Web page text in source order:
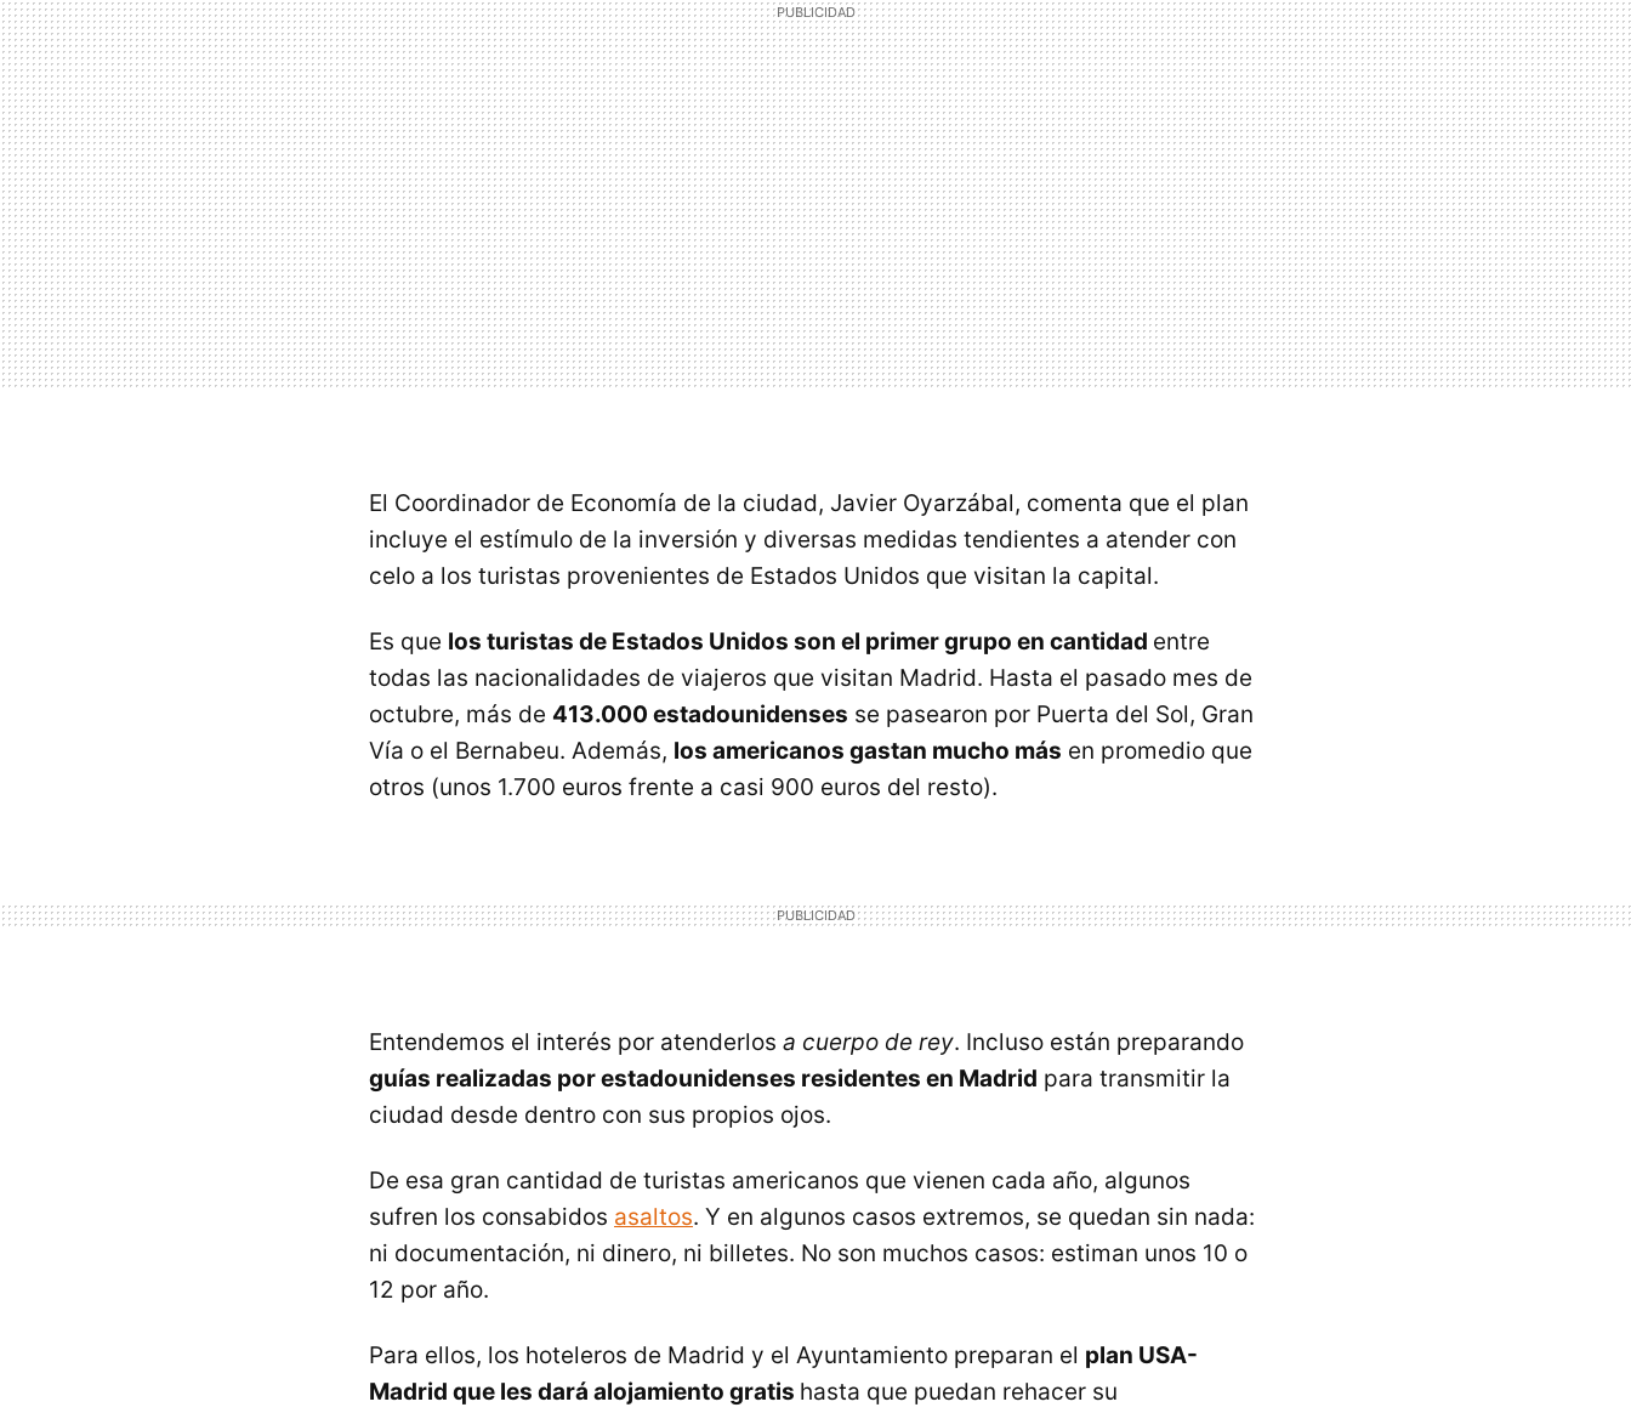
El Coordinador de Economía de la ciudad, Javier Oyarzábal, comenta que el plan
incluye el estímulo de la inversión y diversas medidas tendientes a atender con
celo a los turistas provenientes de Estados Unidos que visitan la capital.
Es que los turistas de Estados Unidos son el primer grupo en cantidad entre
todas las nacionalidades de viajeros que visitan Madrid. Hasta el pasado mes de
octubre, más de 413.000 estadounidenses se pasearon por Puerta del Sol, Gran
Vía o el Bernabeu. Además, los americanos gastan mucho más en promedio que
otros (unos 1.700 euros frente a casi 900 euros del resto).
Entendemos el interés por atenderlos a cuerpo de rey. Incluso están preparando
guías realizadas por estadounidenses residentes en Madrid para transmitir la
ciudad desde dentro con sus propios ojos.
De esa gran cantidad de turistas americanos que vienen cada año, algunos
sufren los consabidos asaltos. Y en algunos casos extremos, se quedan sin nada:
ni documentación, ni dinero, ni billetes. No son muchos casos: estiman unos 10 o
12 por año.
Para ellos, los hoteleros de Madrid y el Ayuntamiento preparan el plan USA-
Madrid que les dará alojamiento gratis hasta que puedan rehacer su